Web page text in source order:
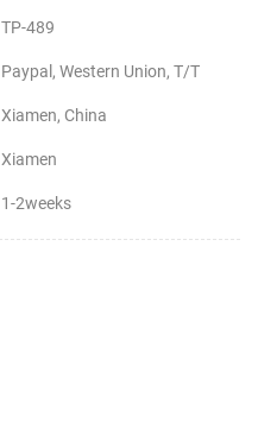
TP-489
Paypal, Western Union, T/T
Xiamen, China
Xiamen
1-2weeks